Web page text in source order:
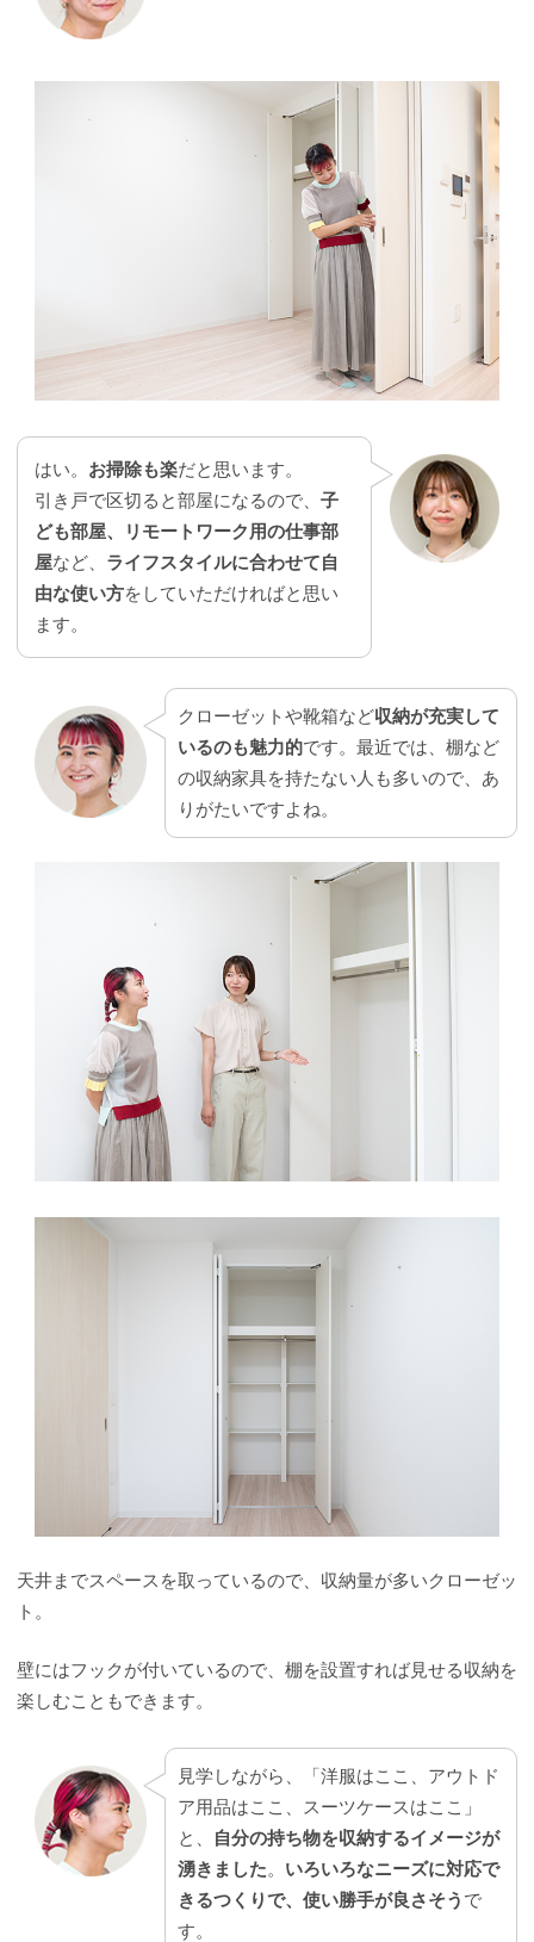
はい。 お掃除も楽だと思います。
引き戸で区切ると部屋になるので、 子
ども部屋、リモートワーク用の仕事部
屋など、 ライフスタイルに合わせて自
由な使い方をしていただければと思い
ます。
クローゼットや靴箱など収納が充実して
いるのも魅力的です。最近では、棚など
の収納家具を持たない人も多いので、あ
りがたいですよね。
天井までスペースを取っているので、収納量が多いクローゼッ
ト。
壁にはフックが付いているので、棚を設置すれば見せる収納を
楽しむこともできます。
見学しながら、「洋服はここ、アウトド
ア用品はここ、スーツケースはここ」
と、
自分の持ち物を収納するイメージが
湧きました。 いろいろなニーズに対応で
きるつくりで、使い勝手が良さそう で
す。